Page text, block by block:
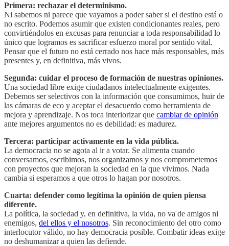
Primera: rechazar el determinismo.
Ni sabemos ni parece que vayamos a poder saber si el destino está o
no escrito. Podemos asumir que existen condicionantes reales, pero
convirtiéndolos en excusas para renunciar a toda responsabilidad lo
único que logramos es sacrificar esfuerzo moral por sentido vital.
Pensar que el futuro no está cerrado nos hace más responsables, más
presentes y, en definitiva, más vivos.
Segunda: cuidar el proceso de formación de nuestras opiniones.
Una sociedad libre exige ciudadanos intelectualmente exigentes.
Debemos ser selectivos con la información que consumimos, huir de
las cámaras de eco y aceptar el desacuerdo como herramienta de
mejora y aprendizaje. Nos toca interiorizar que cambiar de opinión
ante mejores argumentos no es debilidad: es madurez.
Tercera: participar activamente en la vida pública.
La democracia no se agota al ir a votar. Se alimenta cuando
conversamos, escribimos, nos organizamos y nos comprometemos
con proyectos que mejoran la sociedad en la que vivimos. Nada
cambia si esperamos a que otros lo hagan por nosotros.
Cuarta: defender como legítima la opinión de quien piensa
diferente.
La política, la sociedad y, en definitiva, la vida, no va de amigos ni
enemigos, del ellos y el nosotros. Sin reconocimiento del otro como
interlocutor válido, no hay democracia posible. Combatir ideas exige
no deshumanizar a quien las defiende.